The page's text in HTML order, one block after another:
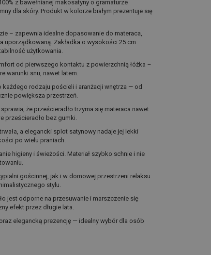
z bawełnianej makosatyny o gramaturze
dla skóry. Produkt w kolorze białym prezentuje się
– zapewnia idealne dopasowanie do materaca,
uporządkowaną. Zakładka o wysokości 25 cm
użytkowania.
od pierwszego kontaktu z powierzchnią łóżka –
warunki snu, nawet latem.
każdego rodzaju pościeli i aranżacji wnętrza — od
powiększa przestrzeń.
sprawia, że prześcieradło trzyma się materaca nawet
prześcieradło bez gumki.
a elegancki splot satynowy nadaje jej lekki
po wielu praniach.
higieny i świeżości. Materiał szybko schnie i nie
gościnnej, jak i w domowej przestrzeni relaksu.
stylu.
jest odporne na przesuwanie i marszczenie się
efekt przez długie lata.
elegancką prezencję — idealny wybór dla osób